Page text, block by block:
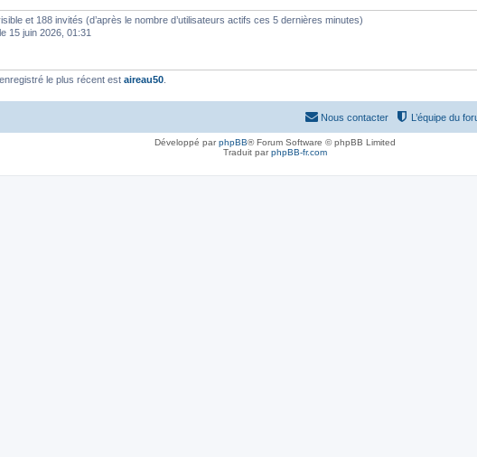
et 188 invités (d’après le nombre d’utilisateurs actifs ces 5 dernières minutes)
, le 15 juin 2026, 01:31
le plus récent est aireau50
L’équipe du
Nous contacter
Développé parphpBB® Forum Software © phpBB Limited
Traduit parphpBB-fr.com